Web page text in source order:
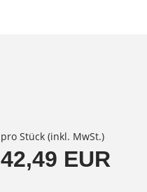
pro Stück (inkl. MwSt.)
42,49 EUR